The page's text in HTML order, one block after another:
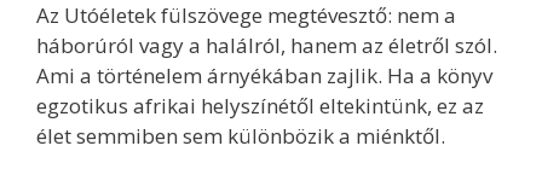
Az Utóéletek fülszövege megtévesztő: nem a
háborúról vagy a halálról, hanem az életről szól.
Ami a történelem árnyékában zajlik. Ha a könyv
egzotikus afrikai helyszínétől eltekintünk, ez az
élet semmiben sem különbözik a miénktől.